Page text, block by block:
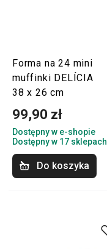
Forma na 24 mini
muffinki DELÍCIA
38 x 26 cm
99,90 zł
Dostępny w e-shopie
Dostępny w 17 sklepach
Do koszyka